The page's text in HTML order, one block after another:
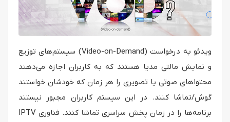
ویدئو به‌ درخواست (Video-on-Demand) سیستم‌های توزیع
و نمایش مالتی مدیا هستند که به کاربران اجازه می‌دهند
محتواهای صوتی یا تصویری را هر زمان که خودشان خواستند
گوش/تماشا کنند. در این سیستم کاربران مجبور نیستند
برنامه‌ها را در زمان پخش سراسری تماشا کنند. فناوری IPTV